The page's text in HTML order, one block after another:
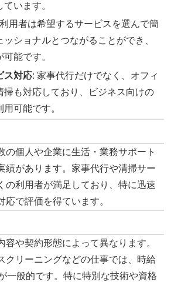
います。
用者は希望するサービスを選んで簡
ッショナルとつながることができ、
能です。
ス対応: 家事代行だけでなく、オフィ
掃も対応しており、ビジネス向けの
可能です。
の個人や企業に生活・業務サポート
績があります。家事代行や清掃サー
の利用者が満足しており、特に迅速
応で評価を得ています。
容や契約形態によって異なります。
クリーニングなどの仕事では、時給
一般的です。特に特別な技術や資格